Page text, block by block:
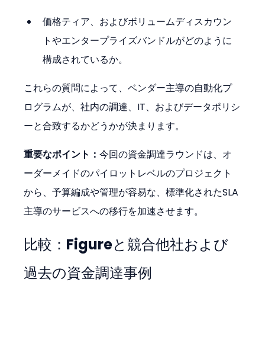
価格ティア、およびボリュームディスカウン
トやエンタープライズバンドルがどのように
構成されているか。
これらの質問によって、ベンダー主導の自動化プ
ログラムが、社内の調達、IT、およびデータポリシ
ーと合致するかどうかが決まります。
重要なポイント：今回の資金調達ラウンドは、オ
ーダーメイドのパイロットレベルのプロジェクト
から、予算編成や管理が容易な、標準化されたSLA
主導のサービスへの移行を加速させます。
比較：Figureと競合他社および
過去の資金調達事例